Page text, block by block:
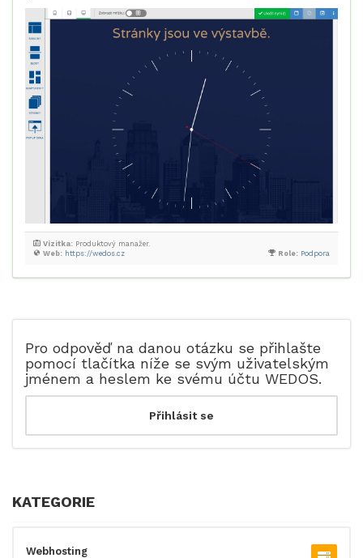
Role: Podpora
Web: https://wedos.cz
Vizitka: Produktový manažer.
Pro odpověď na danou otázku se přihlašte
pomocí tlačítka níže se svým uživatelským
jménem a heslem ke svému účtu WEDOS.
KATEGORIE
Webhosting